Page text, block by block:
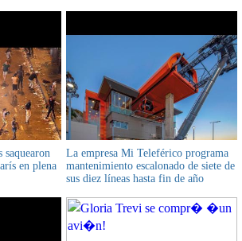
saquearon
en plena
La empresa Mi Teleférico programa
mantenimiento escalonado de siete de
sus diez líneas hasta fin de año